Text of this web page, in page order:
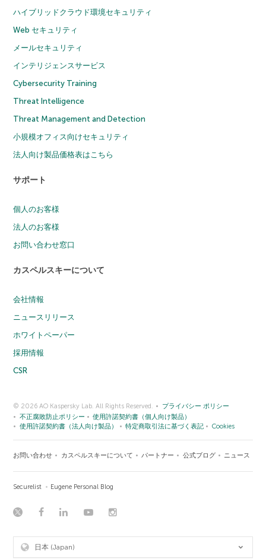
ハイブリッドクラウド環境セキュリティ
Web セキュリティ
メールセキュリティ
インテリジェンスサービス
Cybersecurity Training
Threat Intelligence
Threat Management and Detection
小規模オフィス向けセキュリティ
法人向け製品価格表はこちら
サポート
個人のお客様
法人のお客様
お問い合わせ窓口
カスペルスキーについて
会社情報
ニュースリリース
ホワイトペーパー
採用情報
CSR
© 2026 AO Kaspersky Lab. All Rights Reserved.
プライバシー ポリシー
不正腐敗防止ポリシー
使用許諾契約書（個人向け製品）
使用許諾契約書（法人向け製品）
特定商取引法に基づく表記 Cookies
お問い合わせ カスペルスキーについて パートナー 公式ブログ ニュース
Securelist Eugene Personal Blog
日本 (Japan)